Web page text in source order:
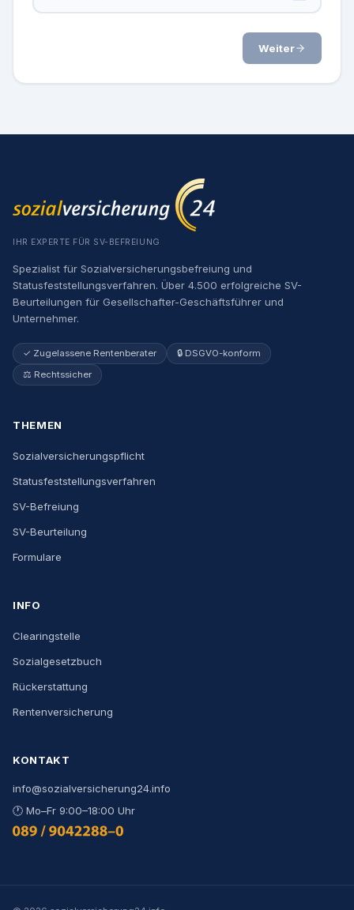
Weiter
IHR EXPERTE FÜR SV-BEFREIUNG
Spezialist für Sozialversicherungsbefreiung und
Statusfeststellungsverfahren. Über 4.500 erfolgreiche SV-
Beurteilungen für Gesellschafter-Geschäftsführer und
Unternehmer.
✓ Zugelassene Rentenberater
🔒 DSGVO-konform
⚖️ Rechtssicher
THEMEN
Sozialversicherungspflicht
Statusfeststellungsverfahren
SV-Befreiung
SV-Beurteilung
Formulare
INFO
Clearingstelle
Sozialgesetzbuch
Rückerstattung
Rentenversicherung
KONTAKT
info@sozialversicherung24.info
🕐 Mo–Fr 9:00–18:00 Uhr